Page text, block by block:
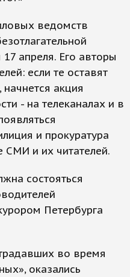
ведомств
апреля. Его авторы
если те оставят
акция
- на телеканалах и в
и прокуратура
СМИ и их читателей.
состояться
Петербурга
во время
оказались